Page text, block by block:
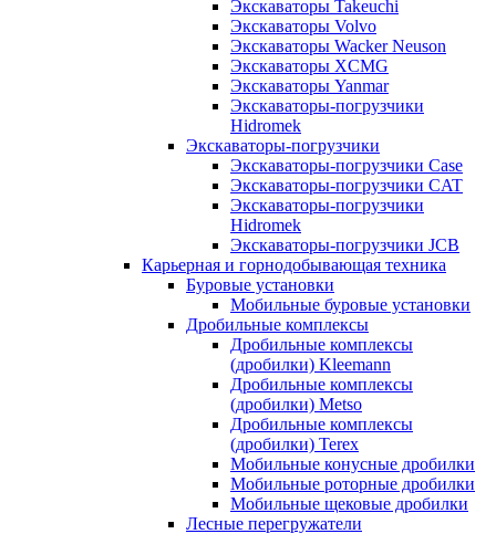
Экскаваторы Takeuchi
Экскаваторы Volvo
Экскаваторы Wacker Neuson
Экскаваторы XCMG
Экскаваторы Yanmar
Экскаваторы-погрузчики
Hidromek
Экскаваторы-погрузчики
Экскаваторы-погрузчики Case
Экскаваторы-погрузчики CAT
Экскаваторы-погрузчики
Hidromek
Экскаваторы-погрузчики JCB
Карьерная и горнодобывающая техника
Буровые установки
Мобильные буровые установки
Дробильные комплексы
Дробильные комплексы
(дробилки) Kleemann
Дробильные комплексы
(дробилки) Metso
Дробильные комплексы
(дробилки) Terex
Мобильные конусные дробилки
Мобильные роторные дробилки
Мобильные щековые дробилки
Лесные перегружатели